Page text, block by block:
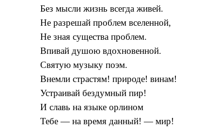
Без мысли жизнь всегда живей.
Не разрешай проблем вселенной,
Не зная существа проблем.
Впивай душою вдохновенной.
Святую музыку поэм.
Внемли страстям! природе! винам!
Устраивай бездумный пир!
И славь на языке орлином
Тебе — на время данный! — мир!